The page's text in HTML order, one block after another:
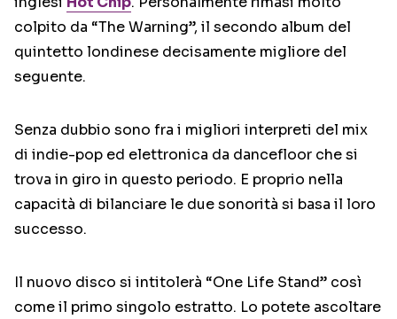
colpito da “The Warning”, il secondo album del
quintetto londinese decisamente migliore del
seguente.
Senza dubbio sono fra i migliori interpreti del mix
di indie-pop ed elettronica da dancefloor che si
trova in giro in questo periodo. E proprio nella
capacità di bilanciare le due sonorità si basa il loro
successo.
Il nuovo disco si intitolerà “One Life Stand” così
come il primo singolo estratto. Lo potete ascoltare